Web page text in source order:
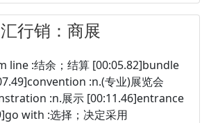
行销：商展
line :结余；结算 [00:05.82]bundle
:n.(专业)展览会
:n.展示 [00:11.46]entrance
with :选择；决定采用